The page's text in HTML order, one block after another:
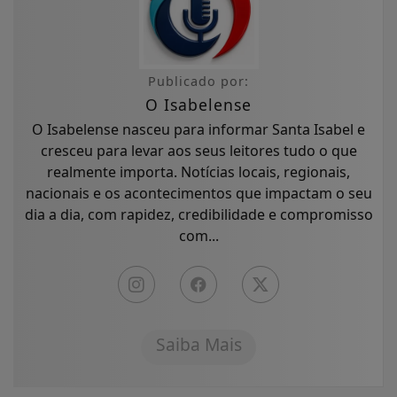
Publicado por:
O Isabelense
O Isabelense nasceu para informar Santa Isabel e
cresceu para levar aos seus leitores tudo o que
realmente importa. Notícias locais, regionais,
nacionais e os acontecimentos que impactam o seu
dia a dia, com rapidez, credibilidade e compromisso
com...
Saiba Mais